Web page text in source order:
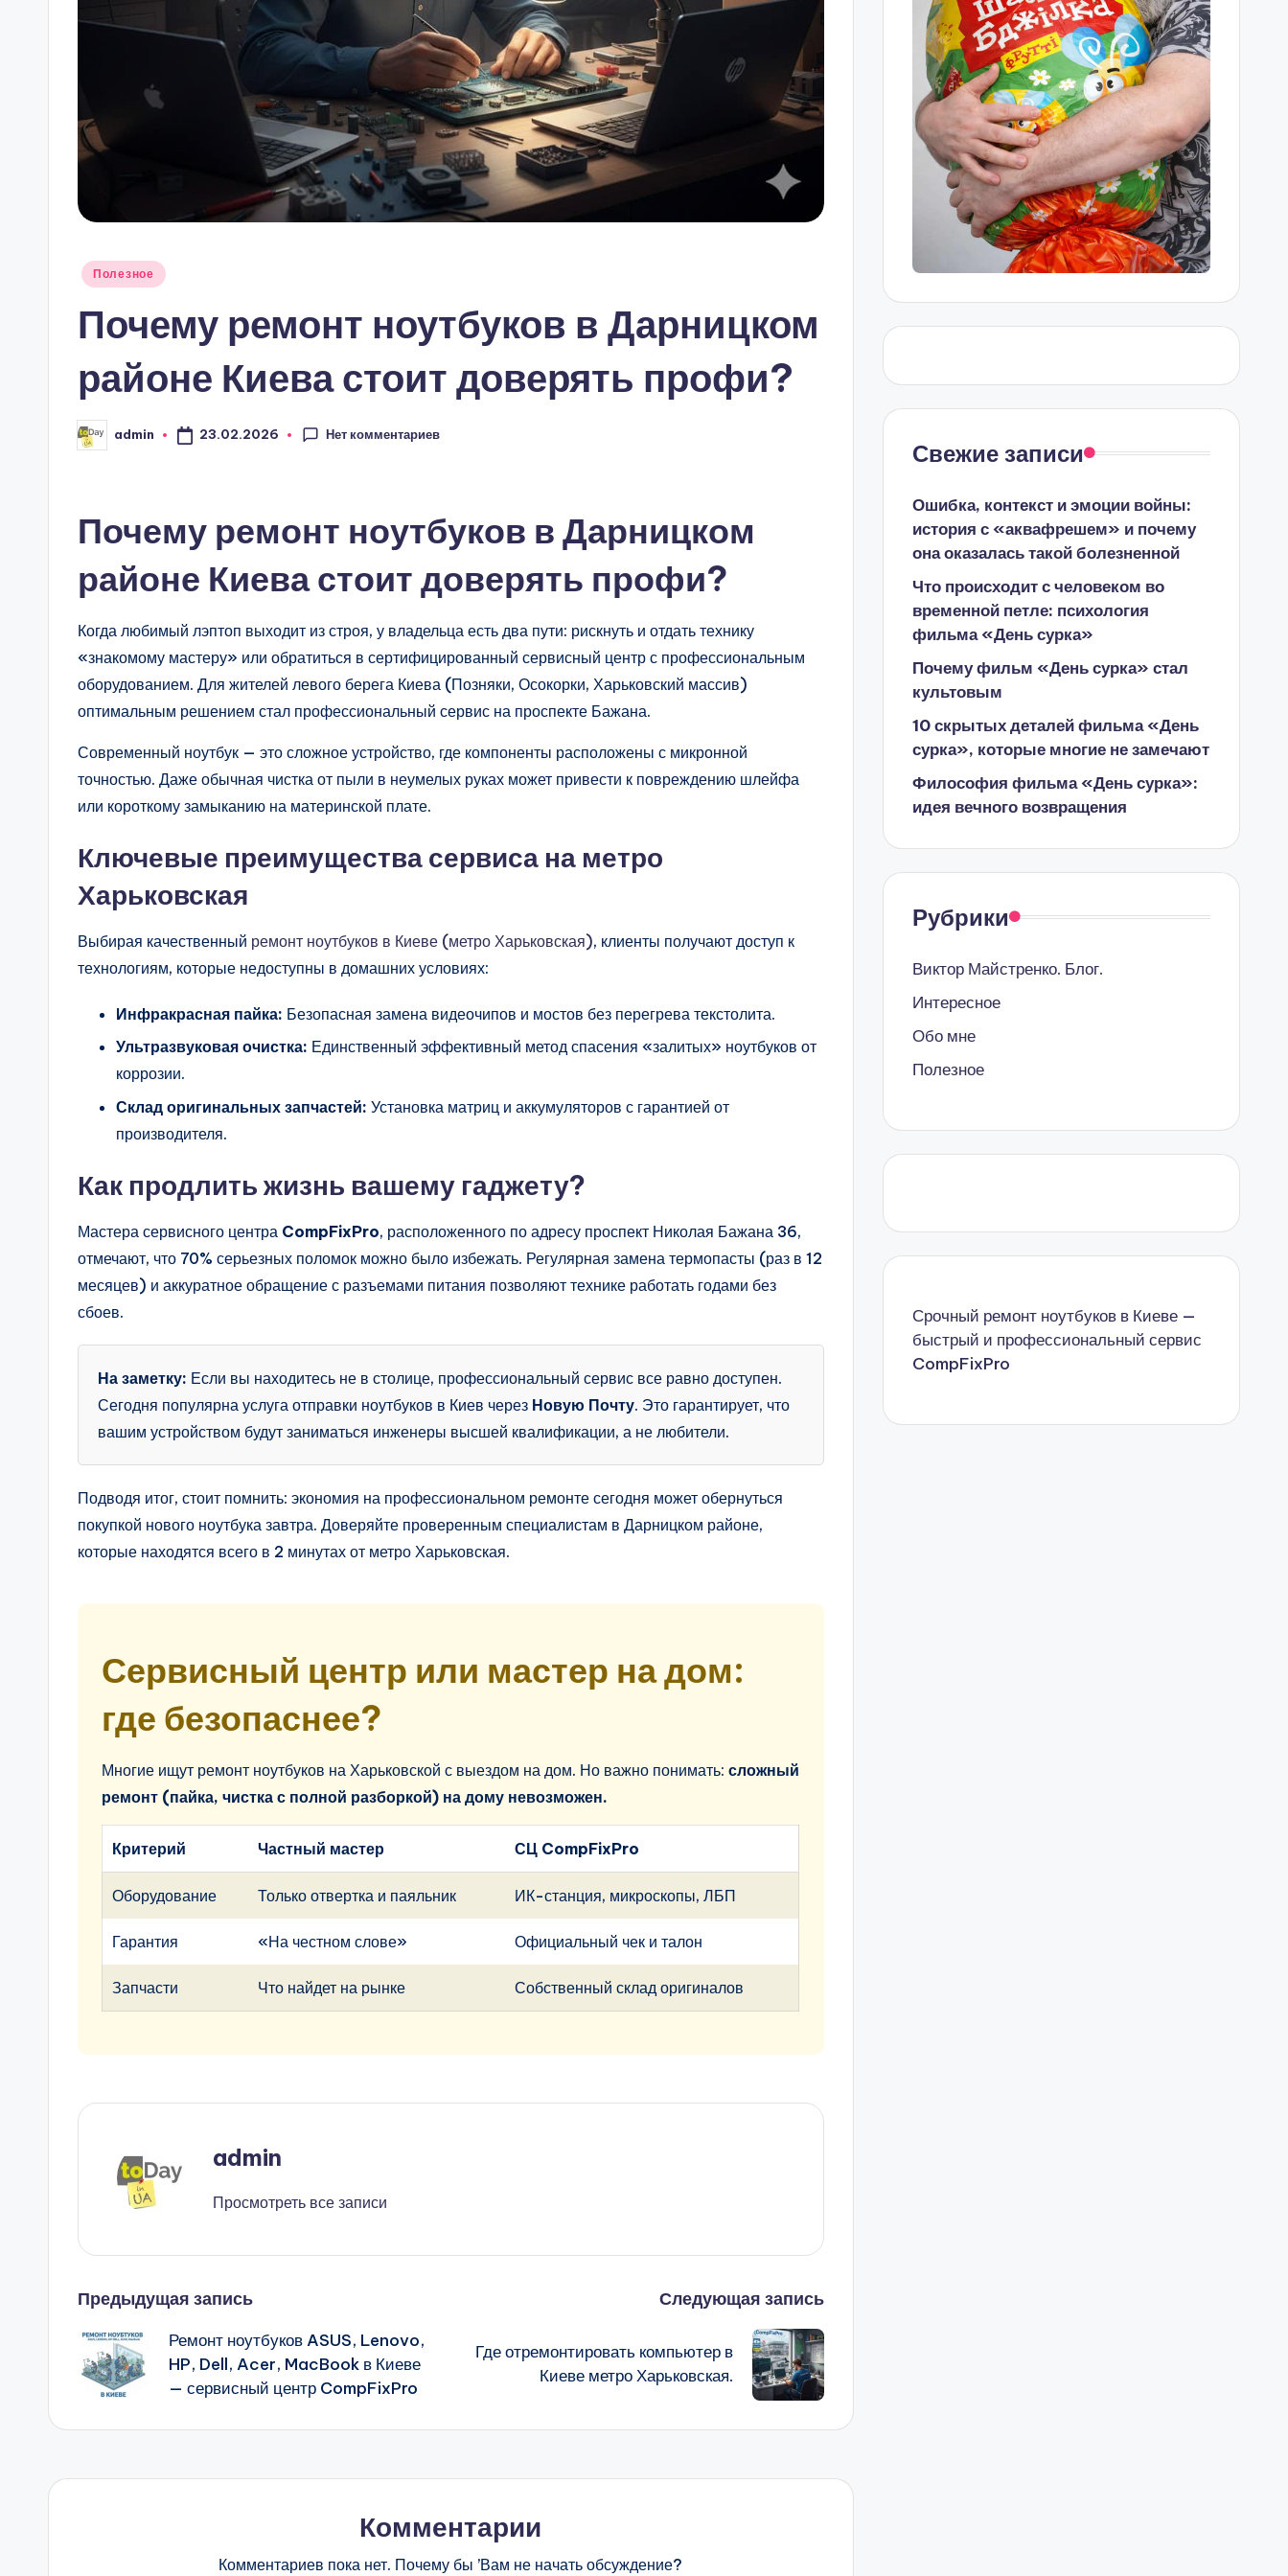
Опубликовано
Полезное
Почему ремонт ноутбуков в Дарницком
районе Киева стоит доверять профи?
Запись
от
admin 23.02.2026 Нет комментариев
Почему ремонт ноутбуков в Дарницком
районе Киева стоит доверять профи?
Когда любимый лэптоп выходит из строя, у владельца есть два пути: рискнуть и отдать технику
«знакомому мастеру» или обратиться в сертифицированный сервисный центр с профессиональным
оборудованием. Для жителей левого берега Киева (Позняки, Осокорки, Харьковский массив)
оптимальным решением стал профессиональный сервис на проспекте Бажана.
Современный ноутбук — это сложное устройство, где компоненты расположены с микронной
точностью. Даже обычная чистка от пыли в неумелых руках может привести к повреждению шлейфа
или короткому замыканию на материнской плате.
Ключевые преимущества сервиса на метро
Харьковская
Выбирая качественный ремонт ноутбуков в Киеве (метро Харьковская), клиенты получают доступ к
технологиям, которые недоступны в домашних условиях:
Инфракрасная пайка: Безопасная замена видеочипов и мостов без перегрева текстолита.
Ультразвуковая очистка: Единственный эффективный метод спасения «залитых» ноутбуков от
коррозии.
Склад оригинальных запчастей: Установка матриц и аккумуляторов с гарантией от
производителя.
Как продлить жизнь вашему гаджету?
Мастера сервисного центра CompFixPro, расположенного по адресу проспект Николая Бажана 36,
отмечают, что 70% серьезных поломок можно было избежать. Регулярная замена термопасты (раз в 12
месяцев) и аккуратное обращение с разъемами питания позволяют технике работать годами без
сбоев.
На заметку: Если вы находитесь не в столице, профессиональный сервис все равно доступен.
Сегодня популярна услуга отправки ноутбуков в Киев через Новую Почту. Это гарантирует, что
вашим устройством будут заниматься инженеры высшей квалификации, а не любители.
Подводя итог, стоит помнить: экономия на профессиональном ремонте сегодня может обернуться
покупкой нового ноутбука завтра. Доверяйте проверенным специалистам в Дарницком районе,
которые находятся всего в 2 минутах от метро Харьковская.
Сервисный центр или мастер на дом:
где безопаснее?
Многие ищут ремонт ноутбуков на Харьковской с выездом на дом. Но важно понимать: сложный
ремонт (пайка, чистка с полной разборкой) на дому невозможен.
Критерий Частный мастер СЦ CompFixPro
Оборудование Только отвертка и паяльник ИК-станция, микроскопы, ЛБП
Гарантия «На честном слове» Официальный чек и талон
Запчасти Что найдет на рынке Собственный склад оригиналов
admin
Просмотреть все записи
Навигация
записи
Предыдущая запись
Ремонт ноутбуков ASUS, Lenovo,
HP, Dell, Acer, MacBook в Киеве
— сервисный центр CompFixPro
Следующая запись
Где отремонтировать компьютер в
Киеве метро Харьковская.
Комментарии
Комментариев пока нет. Почему бы ’Вам не начать обсуждение?
Свежие записи
Ошибка, контекст и эмоции войны:
история с «аквафрешем» и почему
она оказалась такой болезненной
Что происходит с человеком во
временной петле: психология
фильма «День сурка»
Почему фильм «День сурка» стал
культовым
10 скрытых деталей фильма «День
сурка», которые многие не замечают
Философия фильма «День сурка»:
идея вечного возвращения
Рубрики
Виктор Майстренко. Блог.
Интересное
Обо мне
Полезное
Срочный ремонт ноутбуков в Киеве —
быстрый и профессиональный сервис
CompFixPro